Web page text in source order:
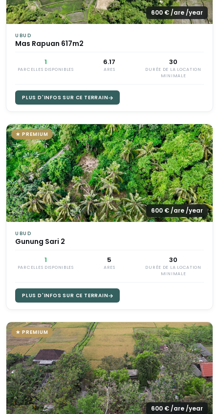
600 € /are /year
UBUD
Mas Rapuan 617m2
1
PARCELLES DISPONIBLES
6.17
ARES
30
DURÉE DE LA LOCATION
MINIMALE
PLUS D'INFOS SUR CE TERRAIN
★ PREMIUM
600 € /are /year
UBUD
Gunung Sari 2
1
PARCELLES DISPONIBLES
5
ARES
30
DURÉE DE LA LOCATION
MINIMALE
PLUS D'INFOS SUR CE TERRAIN
★ PREMIUM
600 € /are /year